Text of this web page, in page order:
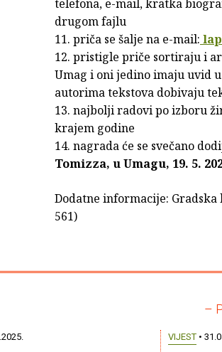
telefona, e-mail, kratka
drugom fajlu
11. priča se šalje na e-mail:
12. pristigle priče sortiraju i
Umag i oni jedino imaju uvid
autorima tekstova dobivaju
13. najbolji radovi po izboru
krajem godine
14. nagrada će se svečano
Tomizza, u Umagu, 19. 5.
Dodatne informacije: Gradska
561)
–
VIJEST•